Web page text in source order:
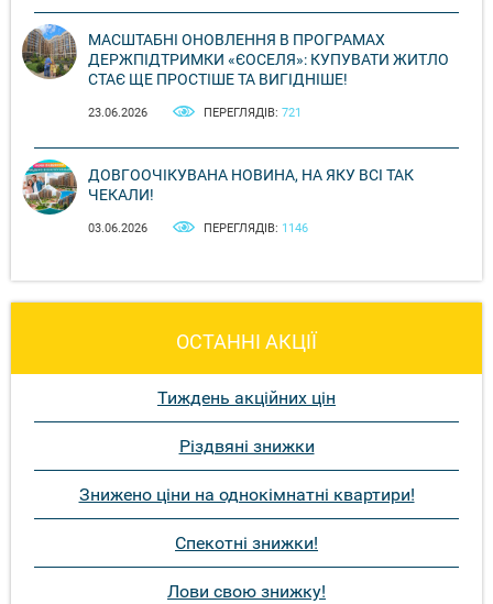
МАСШТАБНІ ОНОВЛЕННЯ В ПРОГРАМАХ
ДЕРЖПІДТРИМКИ «ЄОСЕЛЯ»: КУПУВАТИ ЖИТЛО
СТАЄ ЩЕ ПРОСТІШЕ ТА ВИГІДНІШЕ!
23.06.2026 ПЕРЕГЛЯДІВ: 721
ДОВГООЧІКУВАНА НОВИНА, НА ЯКУ ВСІ ТАК
ЧЕКАЛИ!
03.06.2026 ПЕРЕГЛЯДІВ: 1146
ОСТАННІ АКЦІЇ
Тиждень акційних цін
Різдвяні знижки
Знижено ціни на однокімнатні квартири!
Спекотні знижки!
Лови свою знижку!